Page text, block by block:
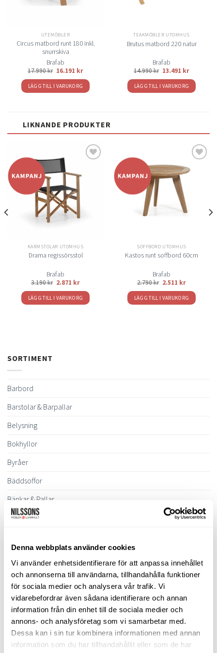
Denna webbplats använder cookies
Vi använder enhetsidentifierare för att anpassa innehållet
och annonserna till användarna, tillhandahålla funktioner
för sociala medier och analysera vår trafik. Vi
vidarebefordrar även sådana identifierare och annan
information från din enhet till de sociala medier och
annons- och analysföretag som vi samarbetar med.
Dessa kan i sin tur kombinera informationen med annan
information som du har tillhandahållit eller som de har
UTEMÖBLER
Circus matbord runt 180 inkl.
snurrskiva
Brafab
17.990kr 16.191 kr
LÄGG TILL I VARUKORG
TEAKMÖBLER UTOMHUS
Brutus matbord 220 natur
Brafab
14.990kr 13.491 kr
LÄGG TILL I VARUKORG
LIKNANDE PRODUKTER
önskelistan
KARMSTOLAR UTOMHUS
Drama regissörsstol
Brafab
3.190kr 2.871 kr
LÄGG TILL I VARUKORG
önskelistan
SOFFBORD UTOMHUS
Kastos runt soffbord 60cm
Brafab
2.790kr 2.511 kr
LÄGG TILL I VARUKORG
SORTIMENT
Barbord
Barstolar & Barpallar
Belysning
Bokhyllor
Byråer
Bäddsoffor
Bänkar & Pallar
Fåtöljer
Ljusbelysta Glastavlor
Matbord & Köksbord
Matgrupper
Mattor
Möbelvård